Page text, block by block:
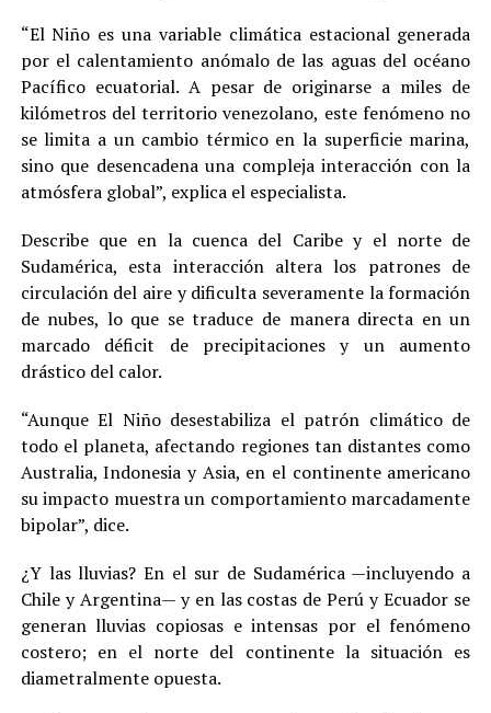
“El Niño es una variable climática estacional generada
por el calentamiento anómalo de las aguas del océano
Pacífico ecuatorial. A pesar de originarse a miles de
kilómetros del territorio venezolano, este fenómeno no
se limita a un cambio térmico en la superficie marina,
sino que desencadena una compleja interacción con la
atmósfera global”, explica el especialista.
Describe que en la cuenca del Caribe y el norte de
Sudamérica, esta interacción altera los patrones de
circulación del aire y dificulta severamente la formación
de nubes, lo que se traduce de manera directa en un
marcado déficit de precipitaciones y un aumento
drástico del calor.
“Aunque El Niño desestabiliza el patrón climático de
todo el planeta, afectando regiones tan distantes como
Australia, Indonesia y Asia, en el continente americano
su impacto muestra un comportamiento marcadamente
bipolar”, dice.
¿Y las lluvias? En el sur de Sudamérica —incluyendo a
Chile y Argentina— y en las costas de Perú y Ecuador se
generan lluvias copiosas e intensas por el fenómeno
costero; en el norte del continente la situación es
diametralmente opuesta.